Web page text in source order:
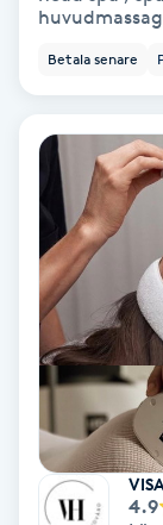
Lashlift Keratin
LED-ljusterapi
Liktornar
LPG
LPG-behandling
LPG-massage
Luggklippning
Betala senare
4.9